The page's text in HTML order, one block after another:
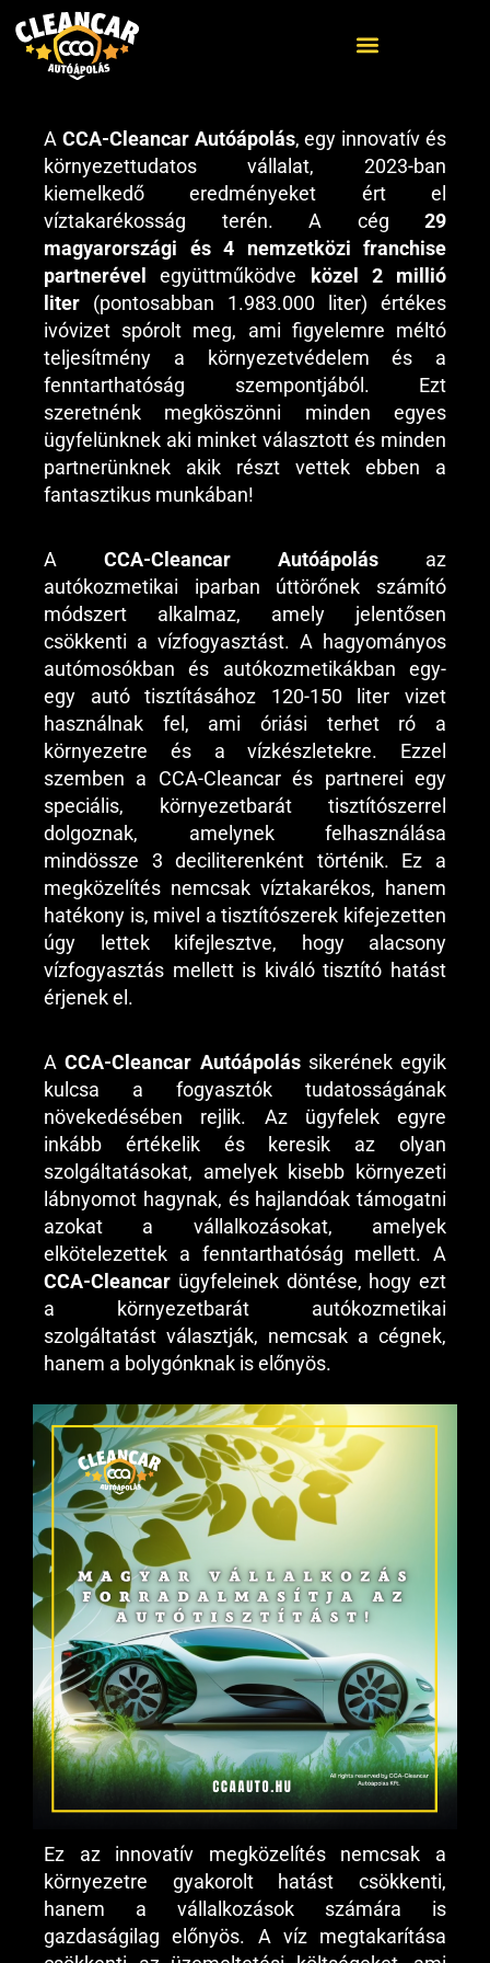
ELŐZŐ KÖVETKEZŐ
„Újévi környezetbarát autóápolás” – Újévi fogadalmak a fenntarthatóbb világért
A CCA-Cleancar Autóápolás, egy innovatív és
környezettudatos vállalat, 2023-ban
kiemelkedő eredményeket ért el
víztakarékosság terén. A cég 29
magyarországi és 4 nemzetközi franchise
partnerével együttműködve közel 2 millió
liter (pontosabban 1.983.000 liter) értékes
ivóvizet spórolt meg, ami figyelemre méltó
teljesítmény a környezetvédelem és a
fenntarthatóság szempontjából. Ezt
szeretnénk megköszönni minden egyes
ügyfelünknek aki minket választott és minden
partnerünknek akik részt vettek ebben a
fantasztikus munkában!
A CCA-Cleancar Autóápolás az
autókozmetikai iparban úttörőnek számító
módszert alkalmaz, amely jelentősen
csökkenti a vízfogyasztást. A hagyományos
autómosókban és autókozmetikákban egy-
egy autó tisztításához 120-150 liter vizet
használnak fel, ami óriási terhet ró a
környezetre és a vízkészletekre. Ezzel
szemben a CCA-Cleancar és partnerei egy
speciális, környezetbarát tisztítószerrel
dolgoznak, amelynek felhasználása
mindössze 3 deciliterenként történik. Ez a
megközelítés nemcsak víztakarékos, hanem
hatékony is, mivel a tisztítószerek kifejezetten
úgy lettek kifejlesztve, hogy alacsony
vízfogyasztás mellett is kiváló tisztító hatást
érjenek el.
ACCA-Cleancar Autóápolássikerének egyik
kulcsa a fogyasztók tudatosságának
növekedésében rejlik. Az ügyfelek egyre
inkább értékelik és keresik az olyan
szolgáltatásokat, amelyek kisebb környezeti
lábnyomot hagynak, és hajlandóak támogatni
azokat a vállalkozásokat, amelyek
elkötelezettek a fenntarthatóság mellett. A
CCA-Cleancar ügyfeleinek döntése, hogy ezt
a környezetbarát autókozmetikai
szolgáltatást választják, nemcsak a cégnek,
hanem a bolygónknak is előnyös.
Ez az innovatív megközelítés nemcsak a
környezetre gyakorolt hatást csökkenti,
hanem a vállalkozások számára is
gazdaságilag előnyös. A víz megtakarítása